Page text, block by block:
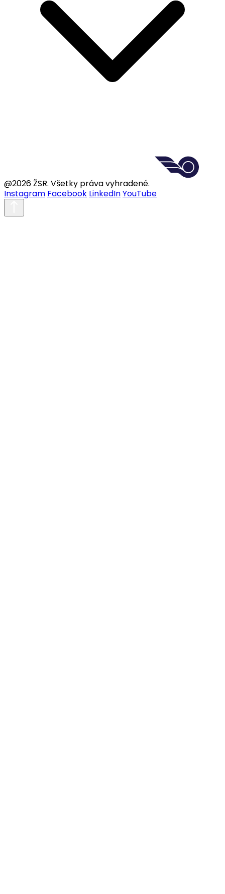
@2026 ŽSR. Všetky práva vyhradené.
Instagram Facebook LinkedInYouTube